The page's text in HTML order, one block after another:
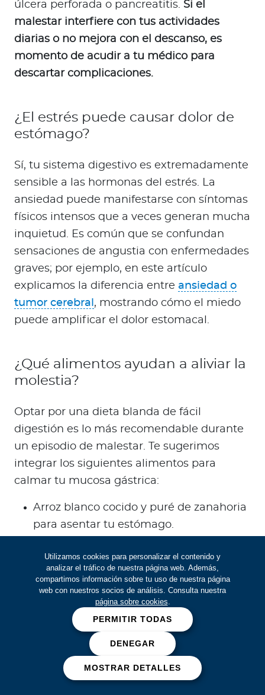
Utilizamos cookies para personalizar el contenido y
analizar el tráfico de nuestra página web. Además,
compartimos información sobre tu uso de nuestra página
web con nuestros socios de análisis. Consulta nuestra
página sobre cookies.
PERMITIR TODAS
DENEGAR
MOSTRAR DETALLES
úlcera perforada o pancreatitis. Si el
malestar interfiere con tus actividades
diarias o no mejora con el descanso, es
momento de acudir a tu médico para
descartar complicaciones.
¿El estrés puede causar dolor de
estómago?
Sí, tu sistema digestivo es extremadamente
sensible a las hormonas del estrés. La
ansiedad puede manifestarse con síntomas
físicos intensos que a veces generan mucha
inquietud. Es común que se confundan
sensaciones de angustia con enfermedades
graves; por ejemplo, en este artículo
explicamos la diferencia entre ansiedad o
tumor cerebral , mostrando cómo el miedo
puede amplificar el dolor estomacal.
¿Qué alimentos ayudan a aliviar la
molestia?
Optar por una dieta blanda de fácil
digestión es lo más recomendable durante
un episodio de malestar. Te sugerimos
integrar los siguientes alimentos para
calmar tu mucosa gástrica:
Arroz blanco cocido y puré de zanahoria
para asentar tu estómago.
son suaves para tu tracto digestivo.
Infusiones de manzanilla o jengibre para
reducir la inflamación de forma natural.
Pescados blancos al vapor o pollo a la
plancha sin condimentos fuertes.
Fuentes: